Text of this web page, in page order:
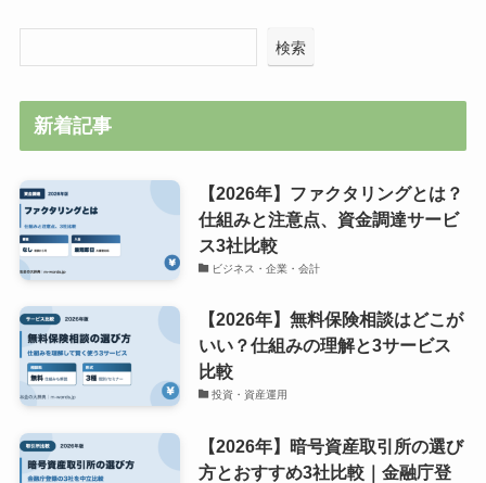
検索
新着記事
【2026年】ファクタリングとは？
仕組みと注意点、資金調達サービ
ス3社比較
ビジネス・企業・会計
【2026年】無料保険相談はどこが
いい？仕組みの理解と3サービス
比較
投資・資産運用
【2026年】暗号資産取引所の選び
方とおすすめ3社比較｜金融庁登